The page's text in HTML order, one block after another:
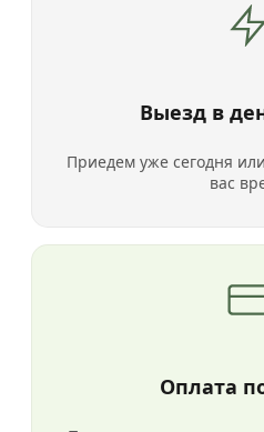
Выезд в
Приедем уже сегодня
вас
Оплата